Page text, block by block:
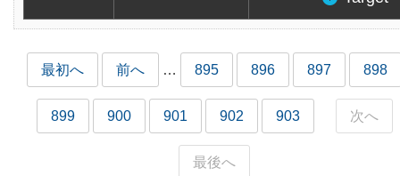
最初へ 前へ … 895 896 897 898
899 900 901 902 903 次へ
最後へ